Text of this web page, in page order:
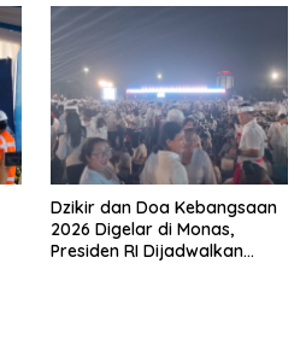
Dzikir dan Doa Kebangsaan
2026 Digelar di Monas,
Presiden RI Dijadwalkan